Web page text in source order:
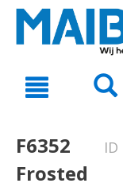
text.skipToNavigation
F6352
Frosted
ID